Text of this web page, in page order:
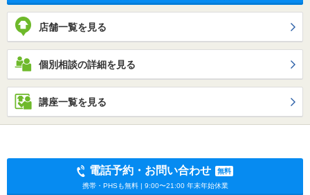
店舗一覧を見る
個別相談の詳細を見る
講座一覧を見る
電話予約・お問い合わせ
無料
携帯・PHSも無料 | 9:00〜21:00 年末年始休業